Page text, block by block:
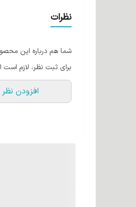
است که بعد از عمل رنگ
در بین رنگدانه های
نظرات
شما هم درباره این
برای ثبت نظر، لازم است
افزودن نظر